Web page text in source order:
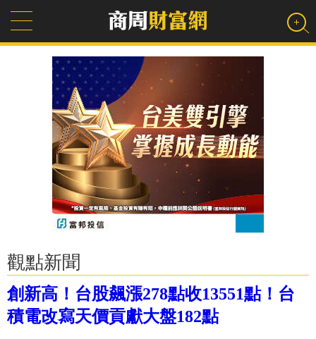
觀點新聞
創新高！台股飆漲278點收13551點！台
積電改寫天價貢獻大盤182點